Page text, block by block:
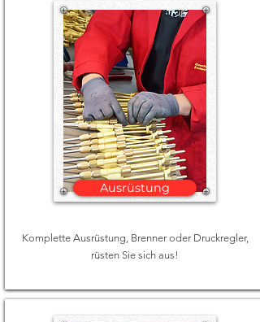
Ausrüstung
Komplette Ausrüstung, Brenner oder Druckregler,
rüsten Sie sich aus!